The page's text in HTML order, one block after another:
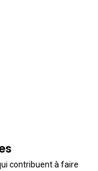
contribuent à faire